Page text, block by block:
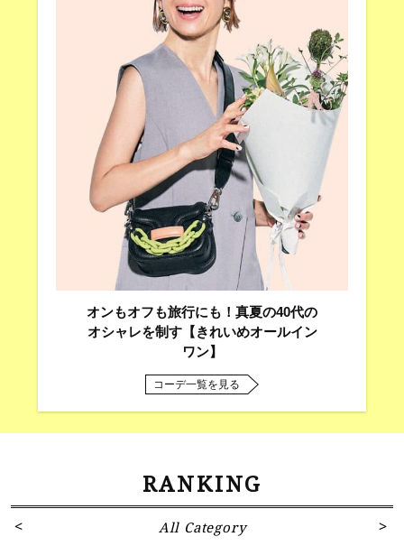
オンもオフも旅行にも！真夏の40代の
オシャレを制す【きれいめオールイン
ワン】
コーデ一覧を見る
RANKING
All Category